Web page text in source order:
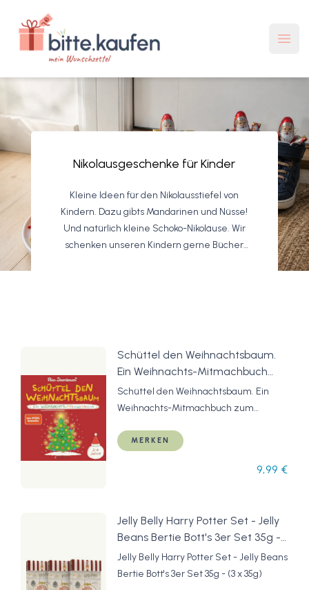
bitte.kaufen Mein Wunschzettel
Nikolausgeschenke für Kinder
Kleine Ideen für den Nikolausstiefel von
Kindern. Dazu gibts Mandarinen und Nüsse!
Und natürlich kleine Schoko-Nikoläuse. Wir
schenken unseren Kindern gerne Bücher
Schüttel den Weihnachtsbaum.
Ein Weihnachts-Mitmachbuch
zum Schütteln, Schaukeln,
Pusten, Klopfen und sehen, was
Vom Bestsellerautor (Schüttel
den Apfelbaum)
Schüttel den Weihnachtsbaum. Ein
Weihnachts-Mitmachbuch zum
und sehen, was dann passiert. Von 2 bis
MERKEN
9,99 €
Jelly Belly Harry Potter Set - Jelly
Beans Bertie Bott's 3er Set 35g -
(3 x 35g)
Jelly Belly Harry Potter Set - Jelly Beans
Bertie Bott's 3er Set 35g - (3 x 35g)